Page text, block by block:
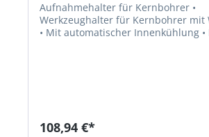
Aufnahmehalter für Kernbohrer •
Werkzeughalter für Kernbohrer mit
• Mit automatischer Innenkühlung •
108,94 €*